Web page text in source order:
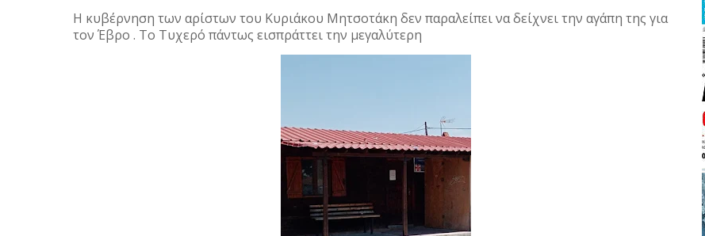
Η κυβέρνηση των αρίστων του Κυριάκου Μητσοτάκη δεν παραλείπει να δείχνει την αγάπη της για
τον Έβρο . Το Τυχερό πάντως εισπράττει την μεγαλύτερη